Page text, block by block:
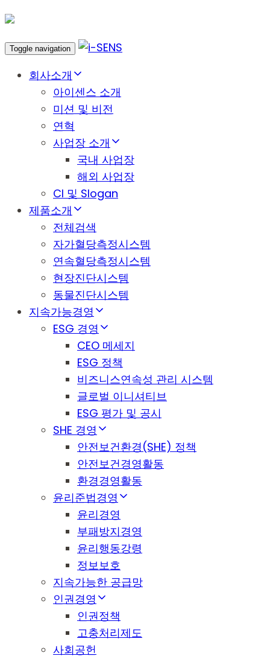
Toggle navigation
회사소개
아이센스 소개
미션 및 비전
연혁
사업장 소개
국내 사업장
해외 사업장
CI 및 Slogan
제품소개
전체검색
자가혈당측정시스템
연속혈당측정시스템
현장진단시스템
동물진단시스템
지속가능경영
ESG 경영
CEO 메세지
ESG 정책
비즈니스연속성 관리 시스템
글로벌 이니셔티브
ESG 평가 및 공시
SHE 경영
안전보건환경(SHE) 정책
안전보건경영활동
환경경영활동
윤리준법경영
윤리경영
부패방지경영
윤리행동강령
정보보호
지속가능한 공급망
인권경영
인권정책
고충처리제도
사회공헌